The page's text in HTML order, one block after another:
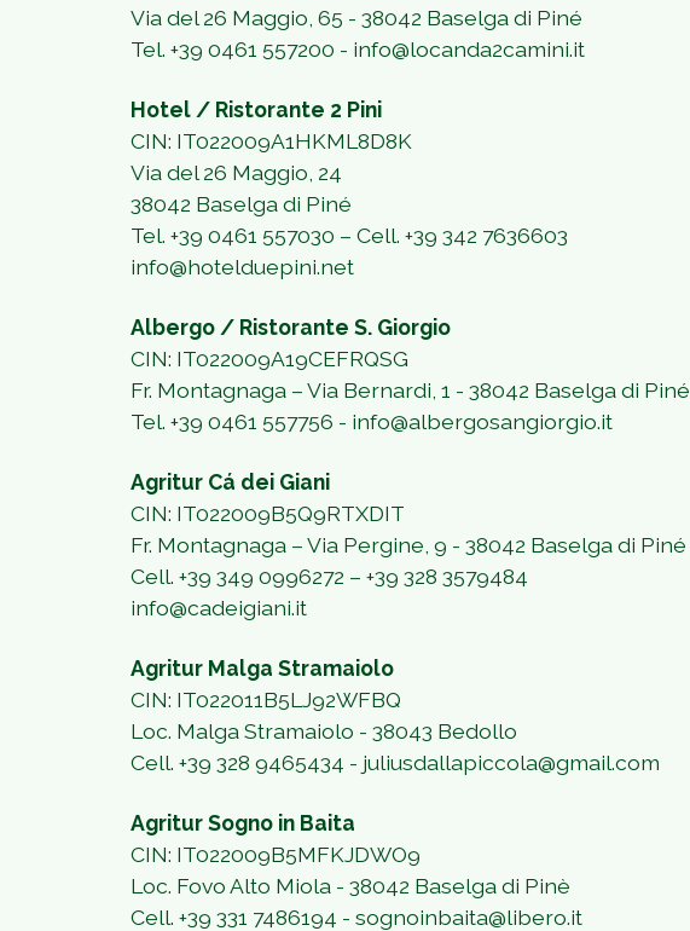
Via del 26 Maggio, 65 - 38042 Baselga di Piné
Tel. +39 0461 557200 - info@locanda2camini.it
Hotel / Ristorante 2 Pini
CIN: IT022009A1HKML8D8K
Via del 26 Maggio, 24
38042 Baselga di Piné
Tel. +39 0461 557030 – Cell. +39 342 7636603
info@hotelduepini.net
Albergo / Ristorante S. Giorgio
CIN: IT022009A19CEFRQSG
Fr. Montagnaga – Via Bernardi, 1 - 38042 Baselga di Piné
Tel. +39 0461 557756 - info@albergosangiorgio.it
Agritur Cá dei Giani
CIN: IT022009B5Q9RTXDIT
Fr. Montagnaga – Via Pergine, 9 - 38042 Baselga di Piné
Cell. +39 349 0996272 – +39 328 3579484
info@cadeigiani.it
Agritur Malga Stramaiolo
CIN: IT022011B5LJ92WFBQ
Loc. Malga Stramaiolo - 38043 Bedollo
Cell. +39 328 9465434 - juliusdallapiccola@gmail.com
Agritur Sogno in Baita
CIN: IT022009B5MFKJDWO9
Loc. Fovo Alto Miola - 38042 Baselga di Pinè
Cell. +39 331 7486194 - sognoinbaita@libero.it